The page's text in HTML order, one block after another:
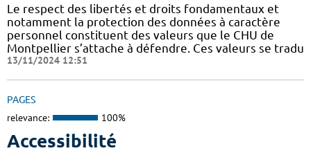
Le respect des libertés et droits fondamentaux et
notamment la protection des données à caractère
personnel constituent des valeurs que le CHU de
Montpellier s’attache à défendre. Ces valeurs se tradu
13/11/2024 12:51
PAGES
relevance: 100%
Accessibilité